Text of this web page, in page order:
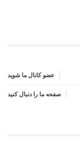
عضو کانال ما شوید
صفحه ما را دنبال کنید